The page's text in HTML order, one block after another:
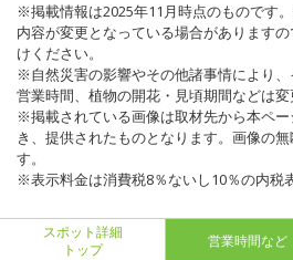
※掲載情報は2025年11月時点のものです
内容が変更となっている場合があります
けください。
※自然災害の影響やその他諸事情により
営業時間、植物の開花・見頃期間などは変
※掲載されている画像は取材先から本ペ
き、提供されたものとなります。画像の
す。
※表示料金は消費税8％ないし10％の内税
スポット詳細
トップ
営業時間など